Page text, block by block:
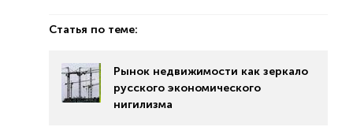
Статья по теме:
Рынок недвижимости как зеркало
русского экономического
нигилизма